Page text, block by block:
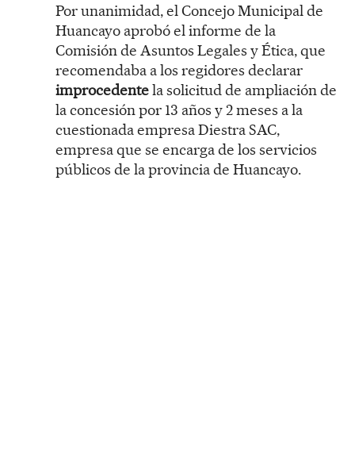
Por unanimidad, el Concejo Municipal de
Huancayo aprobó el informe de la
Comisión de Asuntos Legales y Ética, que
recomendaba a los regidores declarar
improcedentela solicitud de ampliación de
la concesión por 13 años y 2 meses a la
cuestionada empresa Diestra SAC,
empresa que se encarga de los servicios
públicos de la provincia de Huancayo.